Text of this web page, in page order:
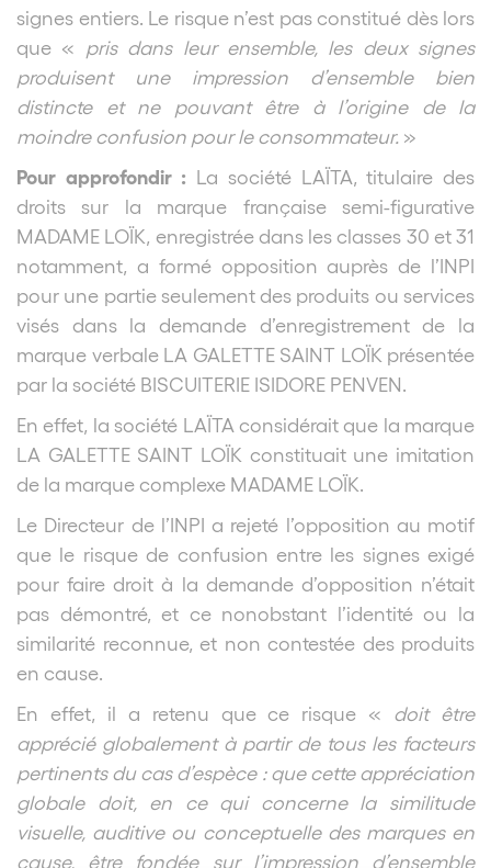
signes entiers. Le risque n’est pas constitué dès lors
que «
pris dans leur ensemble, les deux signes
produisent une impression d’ensemble bien
distincte et ne pouvant être à l’origine de la
moindre confusion pour le consommateur. »
Pour approfondir : La société LAÏTA, titulaire des
droits sur la marque française semi-figurative
MADAME LOÏK, enregistrée dans les classes 30 et 31
notamment, a formé opposition auprès de l’INPI
pour une partie seulement des produits ou services
visés dans la demande d’enregistrement de la
marque verbale LA GALETTE SAINT LOÏK présentée
par la société BISCUITERIE ISIDORE PENVEN.
En effet, la société LAÏTA considérait que la marque
LA GALETTE SAINT LOÏK constituait une imitation
de la marque complexe MADAME LOÏK.
Le Directeur de l’INPI a rejeté l’opposition au motif
que le risque de confusion entre les signes exigé
pour faire droit à la demande d’opposition n’était
pas démontré, et ce nonobstant l’identité ou la
similarité reconnue, et non contestée des produits
en cause.
En effet, il a retenu que ce risque « doit être
apprécié globalement à partir de tous les facteurs
pertinents du cas d’espèce : que cette appréciation
globale doit, en ce qui concerne la similitude
visuelle, auditive ou conceptuelle des marques en
cause, être fondée sur l’impression d’ensemble